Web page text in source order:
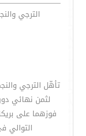
الترجي
تأهّل الترجي
لثمن نهائي
فوزهما على
التوالي في